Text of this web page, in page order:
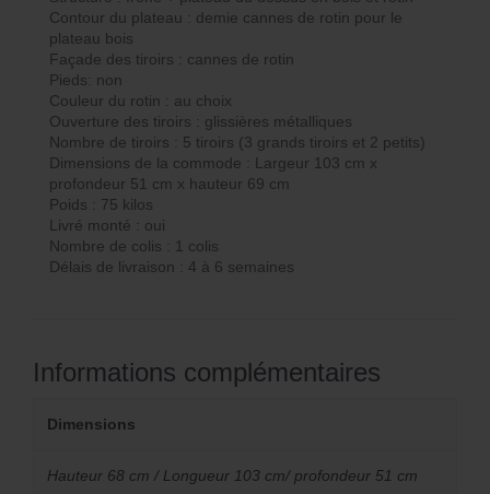
Contour du plateau : demie cannes de rotin pour le
plateau bois
Façade des tiroirs : cannes de rotin
Pieds: non
Couleur du rotin : au choix
Ouverture des tiroirs : glissières métalliques
Nombre de tiroirs : 5 tiroirs (3 grands tiroirs et 2 petits)
Dimensions de la commode : Largeur 103 cm x
profondeur 51 cm x hauteur 69 cm
Poids : 75 kilos
Livré monté : oui
Nombre de colis : 1 colis
Délais de livraison : 4 à 6 semaines
Informations complémentaires
Dimensions
Hauteur 68 cm / Longueur 103 cm/ profondeur 51 cm